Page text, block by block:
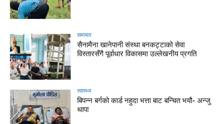
समाचार
सैनामैना खानेपानी संस्था बनकट्टाको सेवा
विस्तारसँगै पूर्वाधार विकासमा उल्लेखनीय प्रगति
स्वास्थ्य
बिपन्न बर्गको कार्ड नहुदा भत्ता बाट बन्चित भयौ- अन्जु
थापा